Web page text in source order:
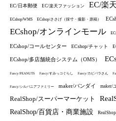
EC/日本郵便 EC/楽天ファッション EC/楽
ECshop/WMS ECshop/ささげ（採寸・撮影・原稿）
ECshop/オンラインモール
ECshop/コールセンター ECshop/チャット
ECshop/多店舗統合システム（OMS）
Fancy/PEANUTS Fancy/すみっコぐらし Fancy/カピバラさん
Fancy/シルバニアファミリー maker/バンダイ maker/
RealShop/スーパーマーケット
RealShop/百貨店・商業施設